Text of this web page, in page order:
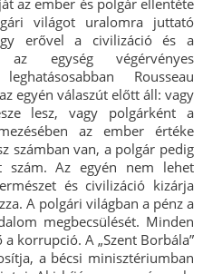
az ember és polgár ellentéte
világot uralomra juttató
erővel a civilizáció és a
az egység végérvényes
Rousseau
egyén válaszút előtt áll: vagy
lesz, vagy polgárként a
az ember értéke
számban van, a polgár pedig
szám. Az egyén nem lehet
és civilizáció kizárja
A polgári világban a pénz a
megbecsülését. Minden
korrupció. A „Szent Borbála”
a bécsi minisztériumban